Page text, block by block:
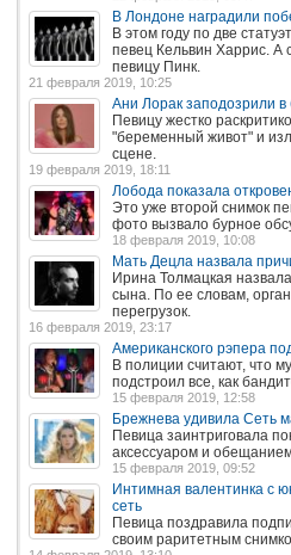
В Лондоне наградили
В этом году по две
певец Кельвин Харрис. А
певицу Пинк.
21 февраля 2019, 10:25
Ани Лорак заподозрили в
Певицу жестко
"беременный живот" и
сцене.
19 февраля 2019, 18:11
Лобода показала
Это уже второй снимок
фото вызвало бурное
18 февраля 2019, 10:08
Мать Децла назвала
Ирина Толмацкая
сына. По ее словам,
перегрузок.
16 февраля 2019, 23:17
Американского рэпера
В полиции считают, что
подстроил все, как
15 февраля 2019, 12:58
Брежнева удивила Сеть
Певица заинтриговала
аксессуаром и
15 февраля 2019, 09:52
Интимная валентинка с
сеть
Певица поздравила
своим раритетным